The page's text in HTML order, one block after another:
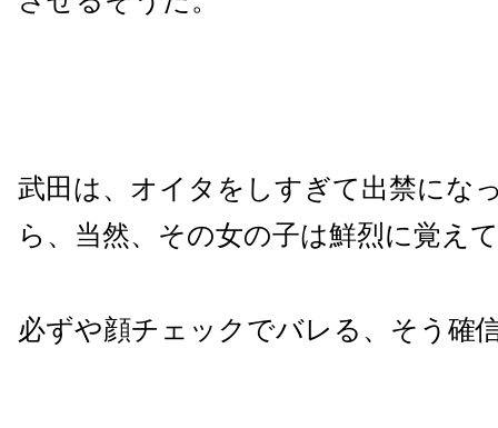
武田は、オイタをしすぎて出禁にな
ら、当然、その女の子は鮮烈に覚え
必ずや顔チェックでバレる、そう確